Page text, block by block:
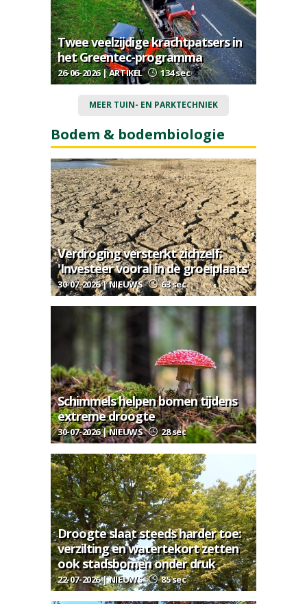
Twee veelzijdige krachtpatsers in
het Greentec-programma
26-06-2026 | ARTIKEL 134 sec
MEER TUIN- EN PARKTECHNIEK
Bodem & bodembiologie
Verdroging versterkt zichzelf:
'Investeer vooral in de groeiplaats'
30-07-2026 | NIEUWS 63 sec
Schimmels helpen bomen tijdens
extreme droogte
30-07-2026 | NIEUWS 28 sec
Droogte slaat steeds harder toe:
verzilting en watertekort zetten
ook stadsbomen onder druk
22-07-2026 | NIEUWS 85 sec